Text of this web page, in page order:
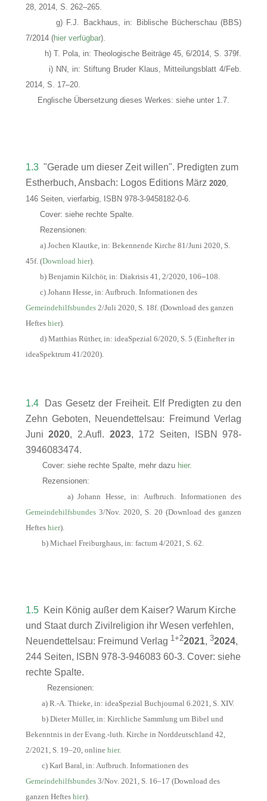
28, 2014, S. 262–265.
g) F.J. Backhaus, in: Biblische Bücherschau (BBS)
7/2014 (hier verfügbar).
h) T. Pola, in: Theologische Beiträge 45, 6/2014, S. 379f.
i) NN, in: Stiftung Bruder Klaus, Mitteilungsblatt 4/Feb.
2014, S. 17–20.
Englische Übersetzung dieses Werkes: siehe unter 1.7.
1.3"Gerade um dieser Zeit willen". Predigten zum
Estherbuch, Ansbach: Logos Editions März 2020,
146 Seiten, vierfarbig, ISBN 978-3-9458182-0-6.
Cover: siehe rechte Spalte.
Rezensionen:
a) Jochen Klautke, in: Bekennende Kirche 81/Juni 2020, S.
45f. (Download hier).
b) Benjamin Kilchör, in: Diakrisis 41, 2/2020, 106–108.
c) Johann Hesse, in: Aufbruch. Informationen des
Gemeindehilfsbundes2/Juli 2020, S. 18f. (Download des ganzen
Heftes hier).
d) Matthias Rüther, in: ideaSpezial 6/2020, S. 5 (Einhefter in
ideaSpektrum 41/2020).
1.4Das Gesetz der Freiheit. Elf Predigten zu den
Zehn Geboten, Neuendettelsau: Freimund Verlag
Juni2020, 2.Aufl. 2023, 172 Seiten, ISBN 978-
3946083474.
Cover: siehe rechte Spalte, mehr dazu hier.
Rezensionen:
a) Johann Hesse, in: Aufbruch. Informationen des
Gemeindehilfsbundes3/Nov. 2020, S. 20 (Download des ganzen
Heftes hier).
b) Michael Freiburghaus, in: factum 4/2021, S. 62.
1.5Kein König außer dem Kaiser? Warum Kirche
und Staat durch Zivilreligion ihr Wesen verfehlen,
Neuendettelsau: Freimund Verlag 1+22021, 32024,
244 Seiten, ISBN 978-3-946083 60-3. Cover: siehe
rechte Spalte.
Rezensionen:
a) R.-A. Thieke, in: ideaSpezial Buchjournal 6.2021, S. XIV.
b) Dieter Müller, in: Kirchliche Sammlung um Bibel und
Bekenntnis in der Evang.-luth. Kirche in Norddeutschland 42,
2/2021, S. 19–20, online hier.
c) Karl Baral, in: Aufbruch. Informationen des
Gemeindehilfsbundes3/Nov. 2021, S. 16–17 (Download des
ganzen Heftes hier).